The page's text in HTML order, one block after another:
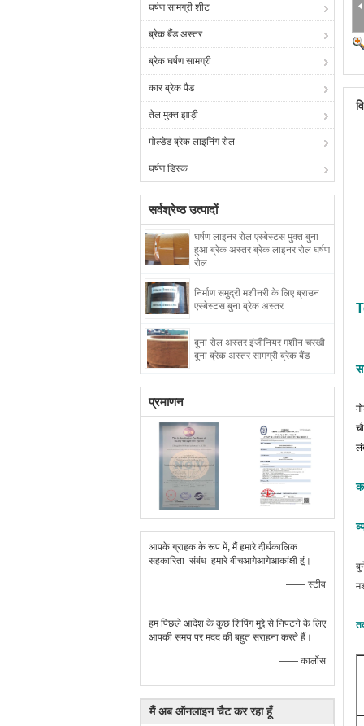
घर्षण सामग्री शीट
ब्रेक बैंड अस्तर
ब्रेक घर्षण सामग्री
कार ब्रेक पैड
तेल मुक्त झाड़ी
मोल्डेड ब्रेक लाइनिंग रोल
घर्षण डिस्क
सर्वश्रेष्ठ उत्पादों
घर्षण लाइनर रोल एस्बेस्टस मुक्त बुना
हुआ ब्रेक अस्तर ब्रेक लाइनर रोल घर्षण
रोल
निर्माण समुद्री मशीनरी के लिए ब्राउन
एस्बेस्टस बुना ब्रेक अस्तर
बुना रोल अस्तर इंजीनियर मशीन चरखी
बुना ब्रेक अस्तर सामग्री ब्रेक बैंड
प्रमाणन
आपके ग्राहक के रूप में, मैं हमारे दीर्घकालिक
सहकारिता संबंध हमारे बीचआगेआगेआकांक्षी हूं।
—— स्टीव
हम पिछले आदेश के कुछ शिपिंग मुद्दे से निपटने के लिए
आपकी समय पर मदद की बहुत सराहना करते हैं।
—— कार्लोस
मैं अब ऑनलाइन चैट कर रहा हूँ